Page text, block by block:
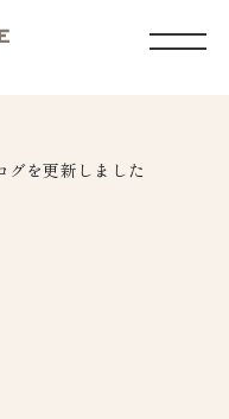
グを更新しました